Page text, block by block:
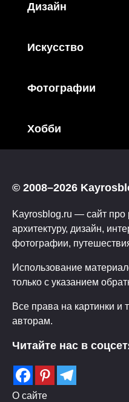
Дизайн
Искусство
Фотографии
Хобби
© 2008–2026
Kayrosblog.ru — сайт про
архитектуру, дизайн,
фотографии,
Использование
только с указанием
Все права на картинки и
авторам.
Читайте нас в
О сайте